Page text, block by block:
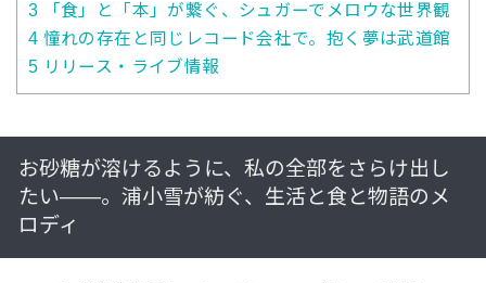
3 「食」と「本」が繋ぐ、シュガーでメロウな世界観
4 憧れの存在と同じレコード会社で。抱く夢は武道館
5 リリース・ライブ情報
お砂糖が溶けるように、私の全部をさらけ出し
たい――。浦小雪が紡ぐ、生活と食と物語のメ
ロディ